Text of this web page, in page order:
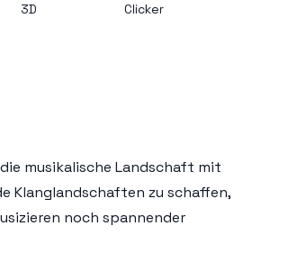
3D
Clicker
musikalische Landschaft mit
Klanglandschaften zu schaffen,
noch spannender